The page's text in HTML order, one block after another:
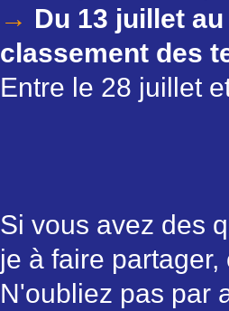
→ Du 13 juillet
classement des
Entre le 28 juillet
Si vous avez des
je à faire
N'oubliez pas par